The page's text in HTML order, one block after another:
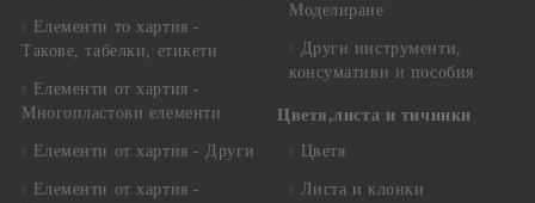
Елементи то хартия -
Такове, табелки, етикети
Елементи от хартия -
Многопластови елементи
Елементи от хартия - Други
Елементи от хартия -
Моделиране
Други инструменти,
консумативи и пособия
Цветя,листа и тичинки
Цветя
Листа и клонки